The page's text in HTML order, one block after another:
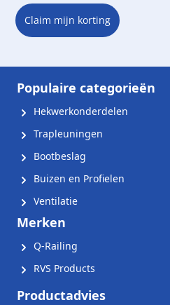
Claim mijn korting
Populaire categorieën
Hekwerkonderdelen
Trapleuningen
Bootbeslag
Buizen en Profielen
Ventilatie
Merken
Q-Railing
RVS Products
Productadvies